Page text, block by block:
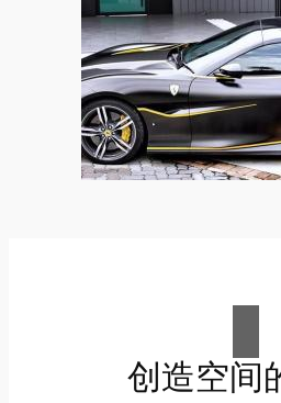
创造空间